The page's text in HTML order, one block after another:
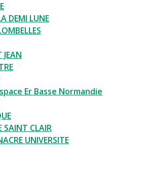
DEMI LUNE
JEAN
Er Basse Normandie
SAINT CLAIR
UNIVERSITE